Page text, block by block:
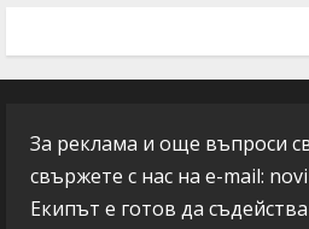
За реклама и още въпроси
свържете с нас на e-mail:
Екипът е готов да